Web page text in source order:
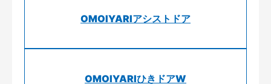
OMOIYARIアシストドア
OMOIYARIひきドアW